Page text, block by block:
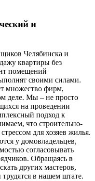
и
Челябинска и
квартиры без
помещений
своими силами.
множество фирм,
деле. Мы – не просто
на проведении
подход к
что строительно-
для хозяев жилья.
у домовладельцев,
согласовывать
Обращаясь в
других мастеров,
в нашем штате.